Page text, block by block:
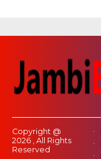
Copyright @
2026 , All Rights
Reserved